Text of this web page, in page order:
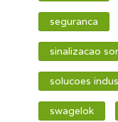
seguranca
sinalizacao
solucoes
swagelok